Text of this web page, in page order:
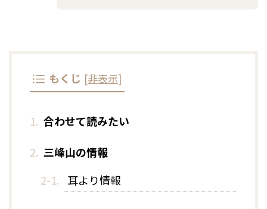
もくじ [非表示]
合わせて読みたい
三峰山の情報
耳より情報